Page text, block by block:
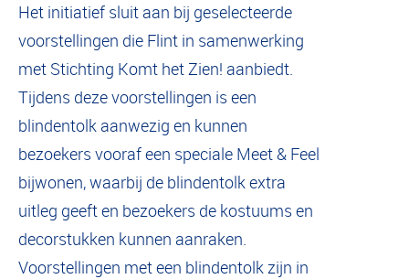
Het initiatief sluit aan bij geselecteerde
voorstellingen die Flint in samenwerking
met Stichting Komt het Zien! aanbiedt.
Tijdens deze voorstellingen is een
blindentolk aanwezig en kunnen
bezoekers vooraf een speciale Meet & Feel
bijwonen, waarbij de blindentolk extra
uitleg geeft en bezoekers de kostuums en
decorstukken kunnen aanraken.
Voorstellingen met een blindentolk zijn in